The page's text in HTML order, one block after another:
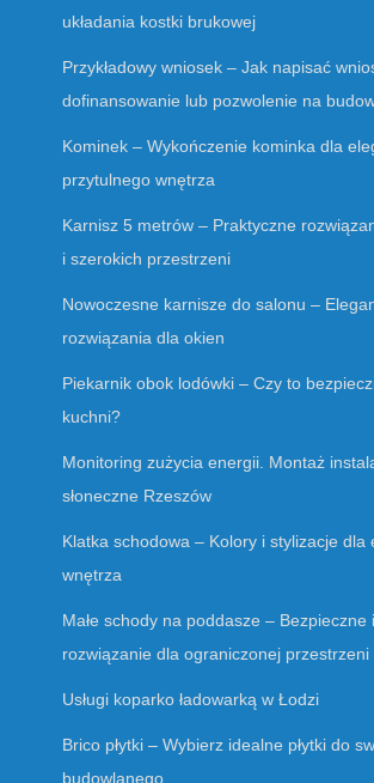
układania kostki brukowej
Przykładowy wniosek – Jak napisać
dofinansowanie lub pozwolenie na
Kominek – Wykończenie kominka dla
przytulnego wnętrza
Karnisz 5 metrów – Praktyczne
i szerokich przestrzeni
Nowoczesne karnisze do salonu –
rozwiązania dla okien
Piekarnik obok lodówki – Czy to
kuchni?
Monitoring zużycia energii. Montaż
słoneczne Rzeszów
Klatka schodowa – Kolory i stylizacje dla
wnętrza
Małe schody na poddasze – Bezpieczne
rozwiązanie dla ograniczonej przestrzeni
Usługi koparko ładowarką w Łodzi
Brico płytki – Wybierz idealne płytki do
budowlanego